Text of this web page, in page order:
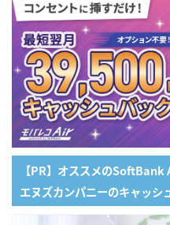
【PR】オススメのSoftBank
エヌズカンパニーのキャッシ